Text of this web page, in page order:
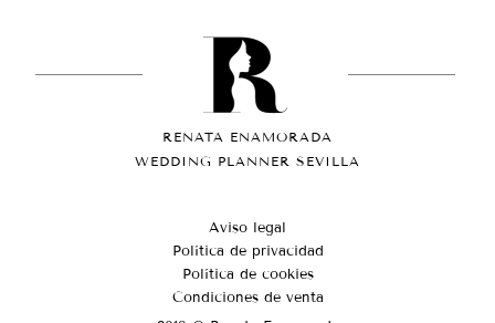
RENATA ENAMORADA
WEDDING PLANNER SEVILLA
Aviso legal
Política de privacidad
Política de cookies
Condiciones de venta